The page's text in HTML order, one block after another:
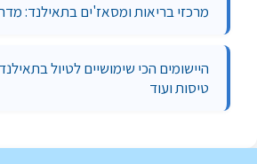
מרכזי בריאות ומסאז'ים בתאילנד:
היישומים הכי שימושיים לטיול
טיסות ועוד